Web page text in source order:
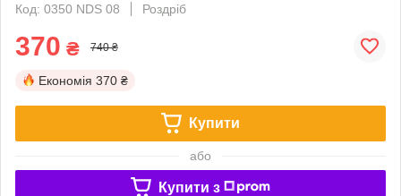
Код: 0350 NDS 08
Роздріб
370 ₴ 740 ₴
Економія 370 ₴
Купити
або
Купити з